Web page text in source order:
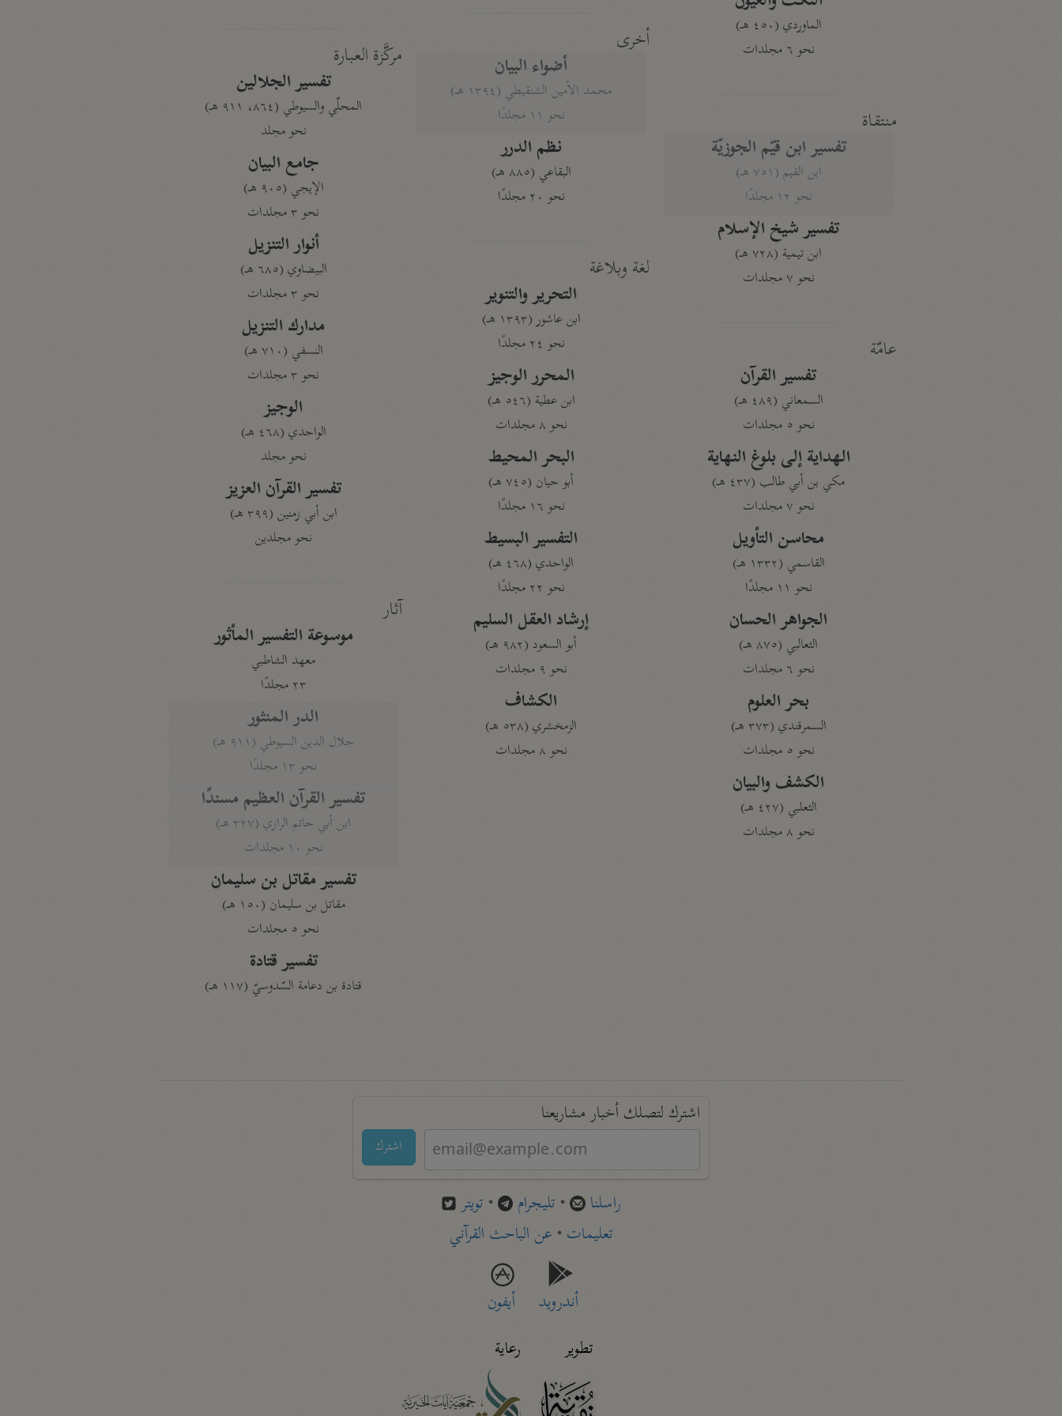
الماوردي (٤٥٠ هـ)
نحو ٦ مجلدات
منتقاة
تفسير ابن قيّم الجوزيّة
ابن القيم (٧٥١ هـ)
نحو ١٢ مجلدًا
تفسير شيخ الإسلام
ابن تيمية (٧٢٨ هـ)
نحو ٧ مجلدات
عامّة
تفسير القرآن
السمعاني (٤٨٩ هـ)
نحو ٥ مجلدات
الهداية إلى بلوغ النهاية
مكي بن أبي طالب (٤٣٧ هـ)
نحو ٧ مجلدات
محاسن التأويل
القاسمي (١٣٣٢ هـ)
نحو ١١ مجلدًا
الجواهر الحسان
الثعالبي (٨٧٥ هـ)
نحو ٦ مجلدات
بحر العلوم
السمرقندي (٣٧٣ هـ)
نحو ٥ مجلدات
الكشف والبيان
الثعلبي (٤٢٧ هـ)
نحو ٨ مجلدات
أخرى
أضواء البيان
محمد الأمين الشنقيطي (١٣٩٤ هـ)
نحو ١١ مجلدًا
نظم الدرر
البقاعي (٨٨٥ هـ)
نحو ٢٠ مجلدًا
لغة وبلاغة
التحرير والتنوير
ابن عاشور (١٣٩٣ هـ)
نحو ٢٤ مجلدًا
المحرر الوجيز
ابن عطية (٥٤٦ هـ)
نحو ٨ مجلدات
البحر المحيط
أبو حيان (٧٤٥ هـ)
نحو ١٦ مجلدًا
التفسير البسيط
الواحدي (٤٦٨ هـ)
نحو ٢٢ مجلدًا
إرشاد العقل السليم
أبو السعود (٩٨٢ هـ)
نحو ٩ مجلدات
الكشاف
الزمخشري (٥٣٨ هـ)
نحو ٨ مجلدات
مركَّزة العبارة
تفسير الجلالين
المحلّي والسيوطي (٨٦٤، ٩١١ هـ)
نحو مجلد
جامع البيان
الإيجي (٩٠٥ هـ)
نحو ٣ مجلدات
أنوار التنزيل
البيضاوي (٦٨٥ هـ)
نحو ٣ مجلدات
مدارك التنزيل
النسفي (٧١٠ هـ)
نحو ٣ مجلدات
الوجيز
الواحدي (٤٦٨ هـ)
نحو مجلد
تفسير القرآن العزيز
ابن أبي زمنين (٣٩٩ هـ)
نحو مجلدين
آثار
موسوعة التفسير المأثور
معهد الشاطبي
٢٣ مجلدًا
الدر المنثور
جلال الدين السيوطي (٩١١ هـ)
نحو ١٣ مجلدًا
تفسير القرآن العظيم مسندًا
ابن أبي حاتم الرازي (٣٢٧ هـ)
نحو ١٠ مجلدات
تفسير مقاتل بن سليمان
مقاتل بن سليمان (١٥٠ هـ)
نحو ٥ مجلدات
تفسير قتادة
قتادة بن دعامة السّدوسيّ (١١٧ هـ)
اشترك لتصلك أخبار مشاريعنا
اشترك
راسلنا • تليجرام • تويتر
تعليمات• عن الباحث القرآني
أندرويد
أيفون
تطوير
رعاية